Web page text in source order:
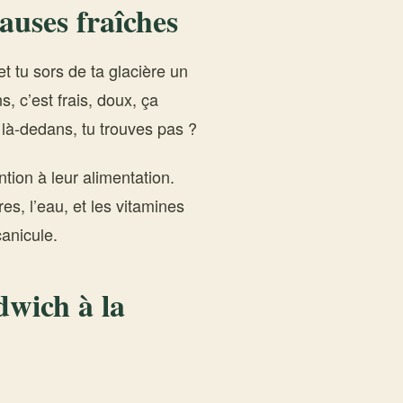
fraîches
tu sors de ta glacière un
c’est frais, doux, ça
dedans, tu trouves pas ?
à leur alimentation.
l’eau, et les vitamines
à la